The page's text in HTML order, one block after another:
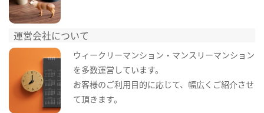
運営会社について
ウィークリーマンション・マンスリーマンション
を多数運営しています。
お客様のご利用目的に応じて、幅広くご紹介させ
て頂きます。